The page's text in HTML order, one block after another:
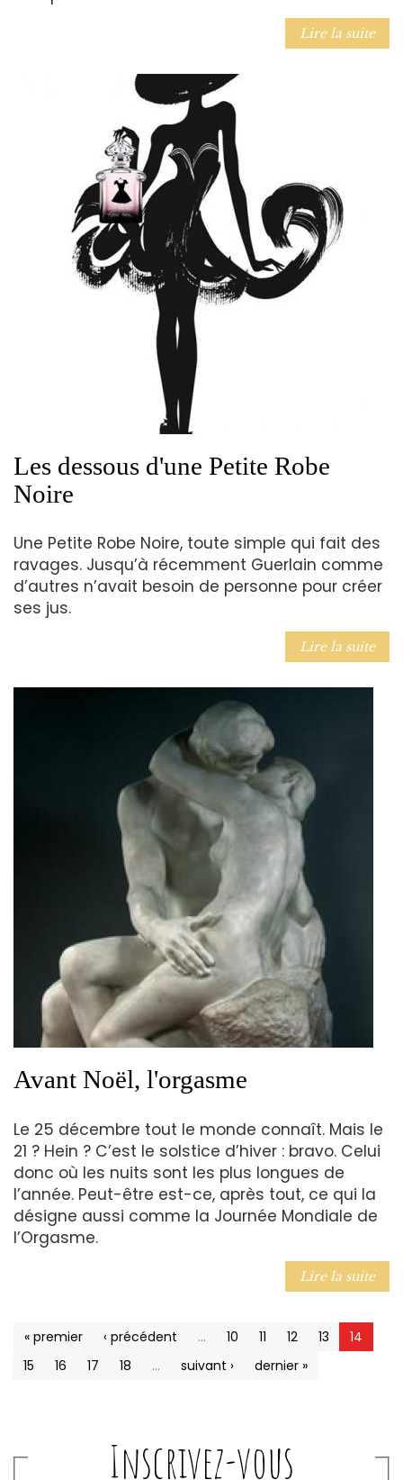
Lire la suite
Les dessous d'une Petite Robe
Noire
Une Petite Robe Noire, toute simple qui fait des
ravages. Jusqu’à récemment Guerlain comme
d’autres n’avait besoin de personne pour créer
ses jus.
Lire la suite
Avant Noël, l'orgasme
Le 25 décembre tout le monde connaît. Mais le
21 ? Hein ? C’est le solstice d’hiver : bravo. Celui
donc où les nuits sont les plus longues de
l’année. Peut-être est-ce, après tout, ce qui la
désigne aussi comme la Journée Mondiale de
l’Orgasme.
Lire la suite
« premier ‹ précédent … 10 11 12 13
14
15
16 17 18 … suivant › dernier »
Inscrivez-vous